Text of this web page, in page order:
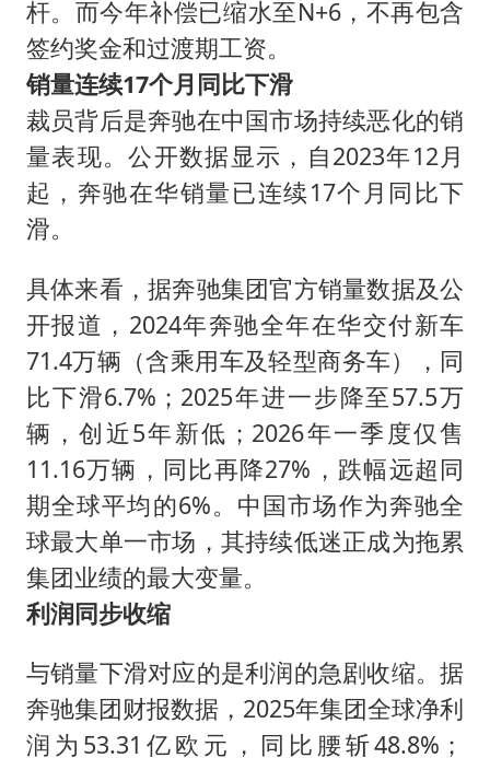
杆。而今年补偿已缩水至N+6，不再包含
签约奖金和过渡期工资。
销量连续17个月同比下滑
裁员背后是奔驰在中国市场持续恶化的销
量表现。公开数据显示，自2023年12月
起，奔驰在华销量已连续17个月同比下
滑。
具体来看，据奔驰集团官方销量数据及公
开报道，2024年奔驰全年在华交付新车
71.4万辆（含乘用车及轻型商务车），同
比下滑6.7%；2025年进一步降至57.5万
辆，创近5年新低；2026年一季度仅售
11.16万辆，同比再降27%，跌幅远超同
期全球平均的6%。中国市场作为奔驰全
球最大单一市场，其持续低迷正成为拖累
集团业绩的最大变量。
利润同步收缩
与销量下滑对应的是利润的急剧收缩。据
奔驰集团财报数据，2025年集团全球净利
润为53.31亿欧元，同比腰斩48.8%；